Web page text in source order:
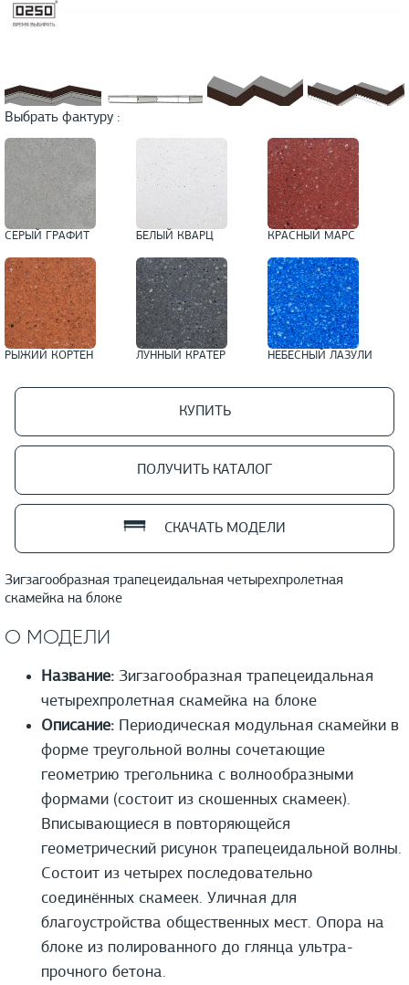
Зигзагообразная трапецеидальная четырехпролетная
скамейка на блоке
Выбрать фактуру :
СЕРЫЙ ГРАФИТ БЕЛЫЙ КВАРЦ КРАСНЫЙ МАРС
РЫЖИЙ КОРТЕН ЛУННЫЙ КРАТЕР НЕБЕСНЫЙ ЛАЗУЛИ
КУПИТЬ
ПОЛУЧИТЬ КАТАЛОГ
СКАЧАТЬ МОДЕЛИ
О МОДЕЛИ
Название: Зигзагообразная трапецеидальная
четырехпролетная скамейка на блоке
Описание: Периодическая модульная скамейки в
форме треугольной волны сочетающие
геометрию трегольника с волнообразными
формами (состоит из скошенных скамеек).
Вписывающиеся в повторяющейся
геометрический рисунок трапецеидальной волны.
Состоит из четырех последовательно
соединённых скамеек. Уличная для
благоустройства общественных мест. Опора на
блоке из полированного до глянца ультра-
прочного бетона.